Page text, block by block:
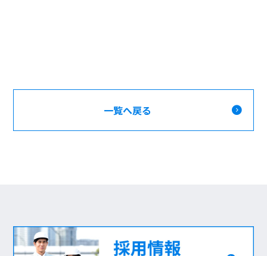
一覧へ戻る